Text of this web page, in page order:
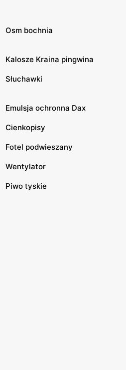
Osm bochnia
Kalosze Kraina pingwina
Słuchawki
Emulsja ochronna Dax
Cienkopisy
Fotel podwieszany
Wentylator
Piwo tyskie